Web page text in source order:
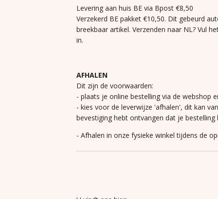
Levering aan huis BE via Bpost €8,50
Verzekerd BE pakket €10,50. Dit gebeurd
breekbaar artikel. Verzenden naar NL? Vul
in.
AFHALEN
Dit zijn de voorwaarden:
- plaats je online bestelling via de webshop
- kies voor de leverwijze 'afhalen', dit kan
bevestiging hebt ontvangen dat je bestelling
- Afhalen in onze fysieke winkel tijdens de